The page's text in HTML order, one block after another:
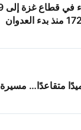
متقاعدًا… مسيرة